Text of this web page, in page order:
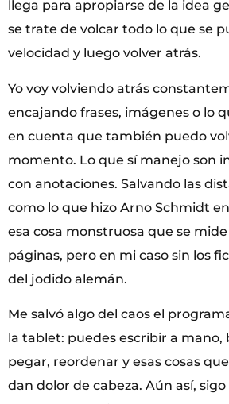
llega para apropiarse de la idea
se trate de volcar todo lo que se
velocidad y luego volver atrás.
Yo voy volviendo atrás
encajando frases, imágenes o lo
en cuenta que también puedo
momento. Lo que sí manejo son
con anotaciones. Salvando las
como lo que hizo Arno Schmidt en
esa cosa monstruosa que se
páginas, pero en mi caso sin los
del jodido alemán.
Me salvó algo del caos el
la tablet: puedes escribir a mano,
pegar, reordenar y esas cosas
dan dolor de cabeza. Aún así,